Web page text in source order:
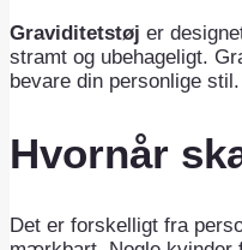
Graviditetstøj er
stramt og ubehageligt.
bevare din personlige stil.
Hvornår
Det er forskelligt fra